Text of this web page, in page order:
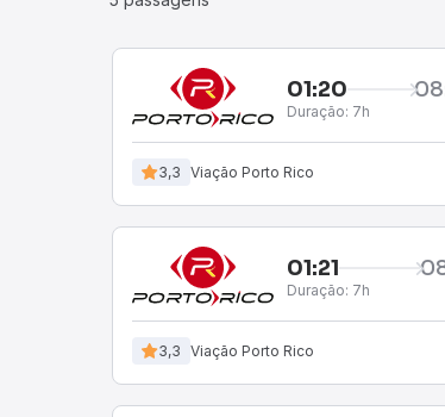
01:20
Duração: 7h
3,3 Viação Porto Rico
01:21
Duração: 7h
3,3 Viação Porto Rico